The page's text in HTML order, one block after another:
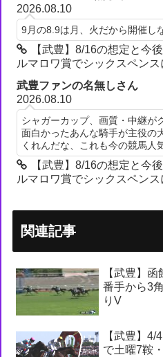
2026.08.10
9月の8.9は月、火だから開催し
【武豊】8/16の想定と今
ルマロワ賞でシックスペンス
武豊ファンの名無しさん
2026.08.10
シャガーカップ、画質・中継が
面白かったあんな騎手が主役の
くれんだな、これも今の競馬人
【武豊】8/16の想定と今
ルマロワ賞でシックスペンス
関連記事
【武豊】
番手から3
りV
【武豊】
で土曜7鞍